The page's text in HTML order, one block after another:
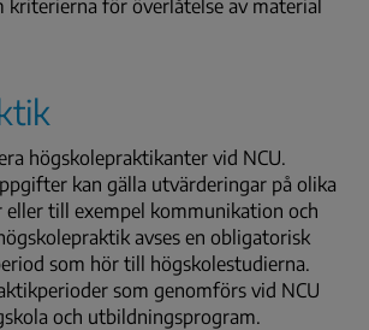
kriterierna för överlåtelse av material
högskolepraktikanter vid NCU.
kan gälla utvärderingar på olika
till exempel kommunikation och
avses en obligatorisk
som hör till högskolestudierna.
som genomförs vid NCU
och utbildningsprogram.